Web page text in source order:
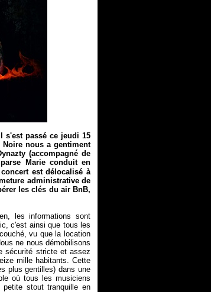
s'est passé ce jeudi 15
nous a gentiment
(accompagné de
Marie conduit en
est délocalisé à
administrative de
les clés du air BnB,
les informations sont
c'est ainsi que tous les
vu que la location
ne nous démobilisons
sécurité stricte et assez
mille habitants. Cette
plus gentilles) dans une
où tous les musiciens
stout tranquille en